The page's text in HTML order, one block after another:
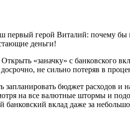
первый герой Виталий: почему
деньги!
«заначку» с банковского
не сильно потеряв в
бюджет расходов
на все валютные штормы и
банковский вклад даже за